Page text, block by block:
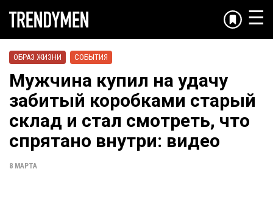
☰
ОБРАЗ ЖИЗНИ СОБЫТИЯ
Мужчина купил на удачу
забитый коробками старый
склад и стал смотреть, что
спрятано внутри: видео
8 МАРТА